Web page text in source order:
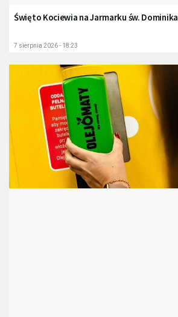
Święto Kociewia na Jarmarku św. Dominika
7 sierpnia 2026 - 18:23